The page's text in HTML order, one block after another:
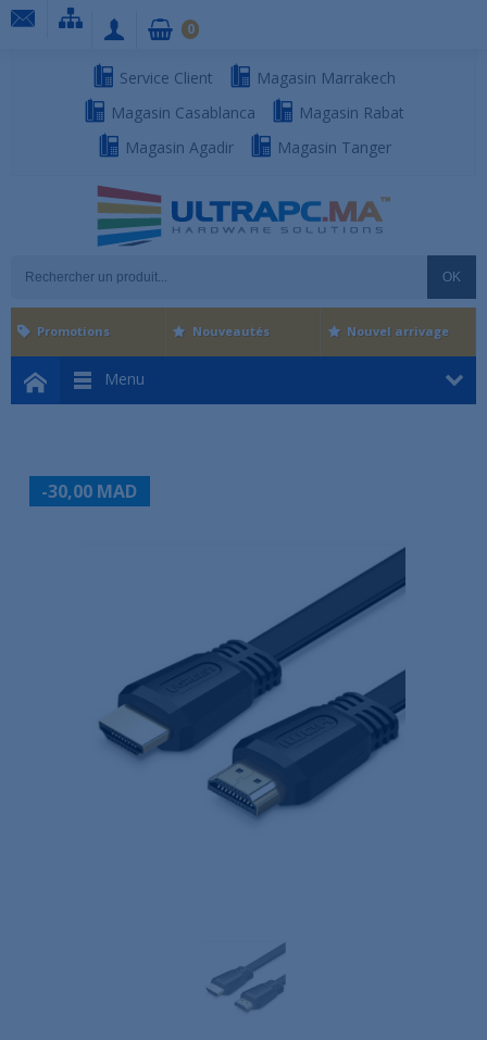
Service Client
Magasin Marrakech
Magasin Casablanca
Magasin Rabat
Magasin Agadir
Magasin Tanger
OK
0
Menu
Promotions Nouveautés Nouvel arrivage
-30,00 MAD